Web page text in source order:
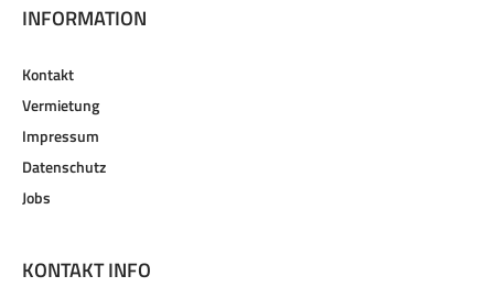
INFORMATION
Kontakt
Vermietung
Impressum
Datenschutz
Jobs
KONTAKT INFO